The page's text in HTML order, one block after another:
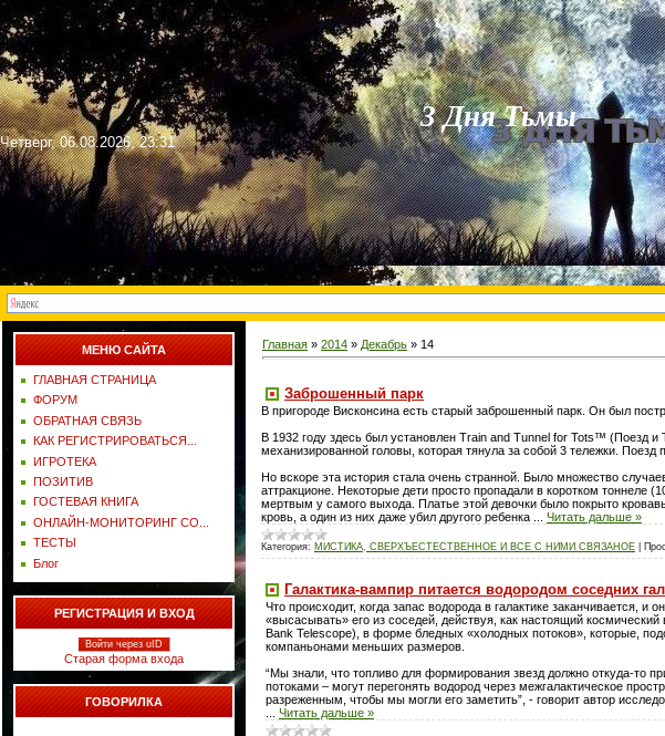
Четверг, 06.08.2026, 23:31
3 Дня Тьмы
МЕНЮ САЙТА
ГЛАВНАЯ СТРАНИЦА
ФОРУМ
ОБРАТНАЯ СВЯЗЬ
КАК РЕГИСТРИРОВАТЬСЯ...
ИГРОТЕКА
ПОЗИТИВ
ГОСТЕВАЯ КНИГА
ОНЛАЙН-МОНИТОРИНГ СО...
ТЕСТЫ
Блог
РЕГИСТРАЦИЯ И ВХОД
Войти через uID
Старая форма входа
ГОВОРИЛКА
Главная » 2014 » Декабрь » 14
Заброшенный парк
В пригороде Висконсина есть старый заброшенный парк. Он был
В 1932 году здесь был установлен Train and Tunnel for Tots™ (Поезд
механизированной головы, которая тянула за собой 3 тележки.
Но вскоре эта история стала очень странной. Было множество
аттракционе. Некоторые дети просто пропадали в коротком
мертвым у самого выхода. Платье этой девочки было покрыто
кровь, а один из них даже убил другого ребенка
Читать дальше »
Категория: МИСТИКА, СВЕРХЪЕСТЕСТВЕННОЕ И ВСЕ С НИМИ СВЯЗАНОЕ
Галактика-вампир питается водородом соседних
Что происходит, когда запас водорода в галактике заканчивается,
«высасывать» его из соседей, действуя, как настоящий
Bank Telescope), в форме бледных «холодных потоков», которые,
компаньонами меньших размеров.
“Мы знали, что топливо для формирования звезд должно откуда-то
потоками – могут перегонять водород через межгалактическое
разреженным, чтобы мы могли его заметить”, - говорит автор
Читать дальше »